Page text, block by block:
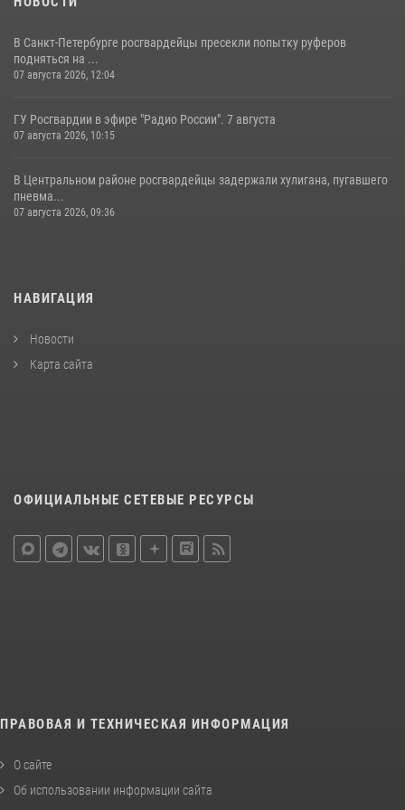
В Санкт-Петербурге росгвардейцы пресекли попытку руферов
подняться на ...
07 августа 2026, 12:04
ГУ Росгвардии в эфире "Радио России". 7 августа
07 августа 2026, 10:15
В Центральном районе росгвардейцы задержали хулигана, пугавшего
пневма...
07 августа 2026, 09:36
НАВИГАЦИЯ
Новости
Карта сайта
ОФИЦИАЛЬНЫЕ СЕТЕВЫЕ РЕСУРСЫ
ПРАВОВАЯ И ТЕХНИЧЕСКАЯ ИНФОРМАЦИЯ
О сайте
Об использовании информации сайта